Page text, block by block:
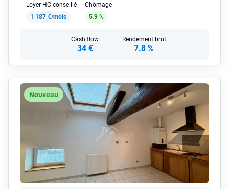
Loyer HC conseillé
1 187 €/mois
Chômage
5.9 %
Cash flow
34 €
Rendement brut
7.8 %
Nouveau